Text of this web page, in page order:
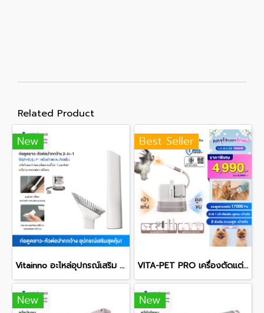
Related Product
New
Vitainno อะไหล่อุปกรณ์เสริม รุ่น P1 และ Pet Pro หัวต่อทำความสะอาดที่แคบและปากกว้าง
Best Seller
VITA-PET PRO เครื่องตัดแต่งและเป่าขนสัตว์เอนกประสงค์
New New